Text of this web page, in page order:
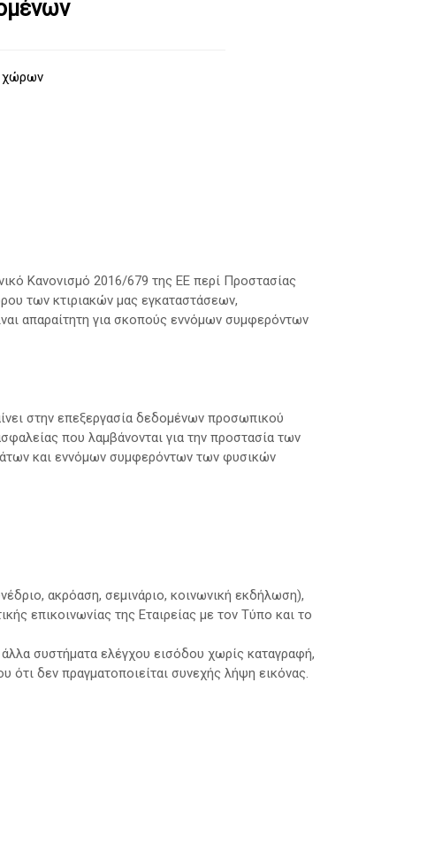
χώρων
Κανονισμό 2016/679 της ΕΕ περί Προστασίας
των κτιριακών μας εγκαταστάσεων,
απαραίτητη για σκοπούς εννόμων συμφερόντων
στην επεξεργασία δεδομένων προσωπικού
που λαμβάνονται για την προστασία των
και εννόμων συμφερόντων των φυσικών
ακρόαση, σεμινάριο, κοινωνική εκδήλωση),
επικοινωνίας της Εταιρείας με τον Τύπο και το
συστήματα ελέγχου εισόδου χωρίς καταγραφή,
δεν πραγματοποιείται συνεχής λήψη εικόνας.